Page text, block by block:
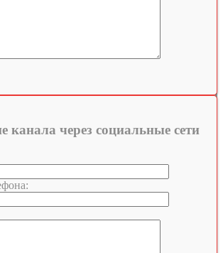
канала через социальные сети